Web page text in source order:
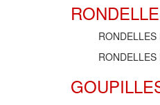
RONDELLES